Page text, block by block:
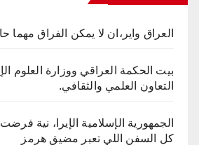
العراق واير،ان لا يمكن الفراق مهما
بيت الحكمة العراقي ووزارة العلوم
التعاون العلمي والثقافي.
كل السفن اللي تعبر مضيق هرمز